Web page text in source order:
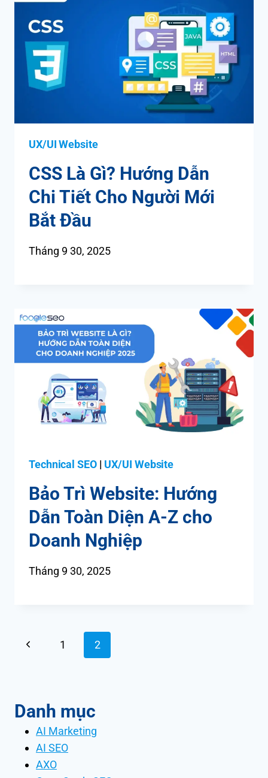
UX/UI Website
CSS Là Gì? Hướng Dẫn
Chi Tiết Cho Người Mới
Bắt Đầu
Tháng 9 30, 2025
Technical SEO| UX/UI Website
Bảo Trì Website: Hướng
Dẫn Toàn Diện A-Z cho
Doanh Nghiệp
Tháng 9 30, 2025
Page
Previous1 2
Danh mục
AI Marketing
AI SEO
AXO